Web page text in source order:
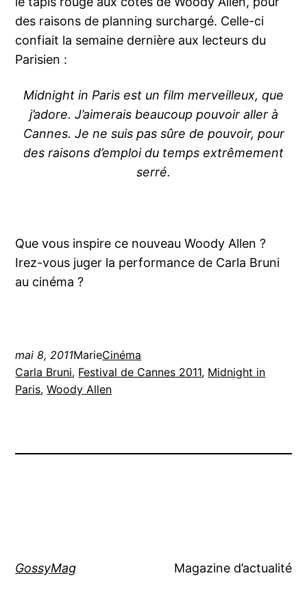
des raisons de planning surchargé. Celle-ci
confiait la semaine dernière aux lecteurs du
Parisien :
Midnight in Paris est un film merveilleux, que
j’adore. J’aimerais beaucoup pouvoir aller à
Cannes. Je ne suis pas sûre de pouvoir, pour
des raisons d’emploi du temps extrêmement
serré.
Que vous inspire ce nouveau Woody Allen ?
Irez-vous juger la performance de Carla Bruni
au cinéma ?
mai 8, 2011MarieCinéma
Carla Bruni, Festival de Cannes 2011, Midnight in
Paris, Woody Allen
GossyMag Magazine d’actualité